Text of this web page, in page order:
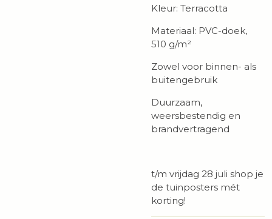
Kleur: Terracotta
Materiaal: PVC-doek,
510 g/m²
Zowel voor binnen- als
buitengebruik
Duurzaam,
weersbestendig en
brandvertragend
t/m vrijdag 28 juli shop je
de tuinposters mét
korting!